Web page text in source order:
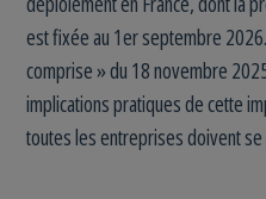
est fixée au 1er septembre
comprise » du 18 novembre
implications pratiques de cette
toutes les entreprises doivent